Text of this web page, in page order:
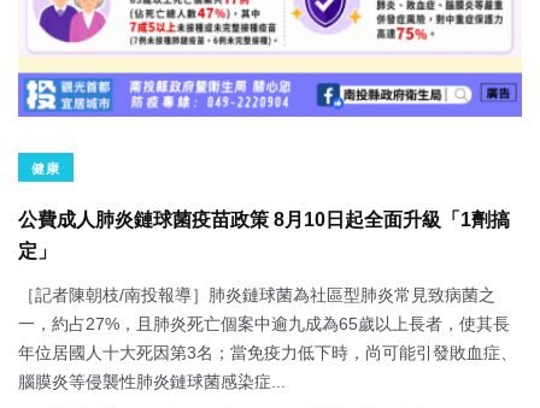
健康
公費成人肺炎鏈球菌疫苗政策 8月10日起全面升級「1劑搞
定」
［記者陳朝枝/南投報導］肺炎鏈球菌為社區型肺炎常見致病菌之
一，約占27%，且肺炎死亡個案中逾九成為65歲以上長者，使其長
年位居國人十大死因第3名；當免疫力低下時，尚可能引發敗血症、
腦膜炎等侵襲性肺炎鏈球菌感染症...